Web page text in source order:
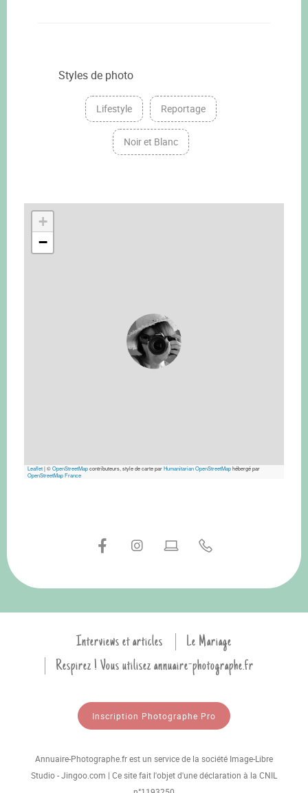
Styles de photo
Lifestyle Reportage
Noir et Blanc
+
−
Leaflet|©OpenStreetMapcontributeurs, style de carte parHumanitarian OpenStreetMaphébergé par
OpenStreetMap France
Interviews et articles
Le Mariage
Respirez ! Vous utilisez annuaire-photographe.fr
Inscription Photographe Pro
Annuaire-Photographe.fr est un service de la société Image-Libre
Studio - Jingoo.com | Ce site fait l'objet d'une déclaration à la CNIL